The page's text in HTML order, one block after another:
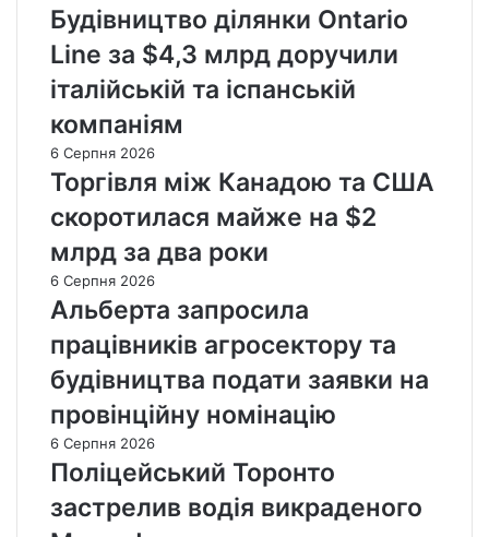
Будівництво ділянки Ontario
Line за $4,3 млрд доручили
італійській та іспанській
компаніям
6 Серпня 2026
Торгівля між Канадою та США
скоротилася майже на $2
млрд за два роки
6 Серпня 2026
Альберта запросила
працівників агросектору та
будівництва подати заявки на
провінційну номінацію
6 Серпня 2026
Поліцейський Торонто
застрелив водія викраденого